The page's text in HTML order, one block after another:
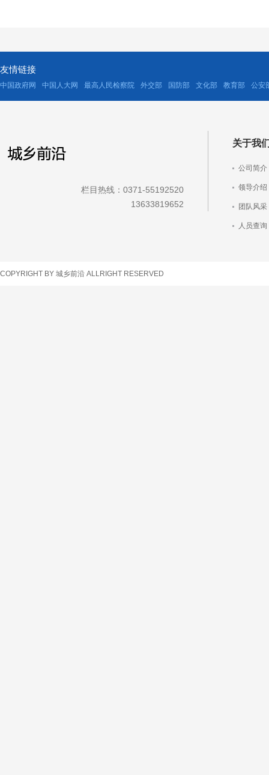
友情链接
中国政府网 中国人大网 最高人民检察院 外交部 国防部 文化部 教育部 公安
栏目热线：0371-55192520
13633819652
关于我
公司简介
领导介绍
团队风采
人员查询
COPYRIGHT BY 城乡前沿 ALLRIGHT RESERVED